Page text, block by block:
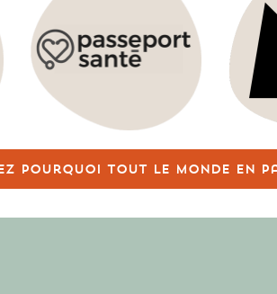
pourquoi tout le monde en